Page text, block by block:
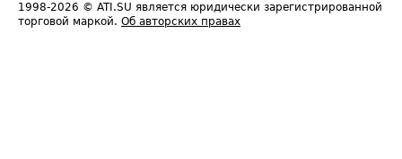
1998-2026 © ATI.SU является юридически зарегистрированной
торговой маркой. Об авторских правах